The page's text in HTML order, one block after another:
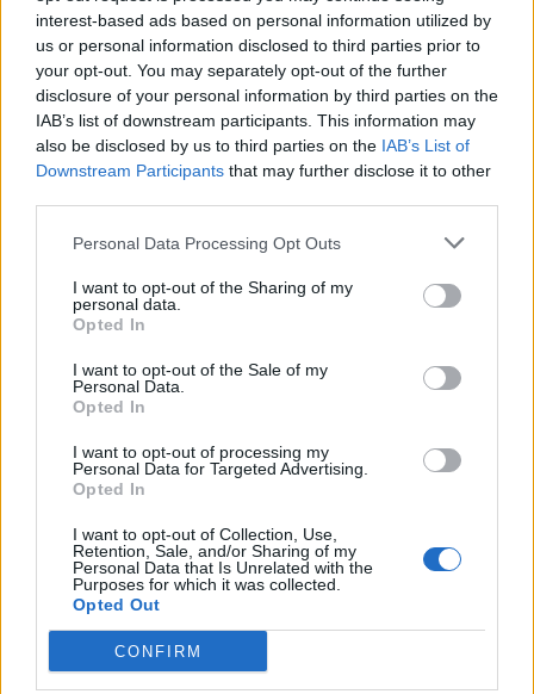
interest-based ads based on personal information utilized by
us or personal information disclosed to third parties prior to
your opt-out. You may separately opt-out of the further
disclosure of your personal information by third parties on the
IAB’s list of downstream participants. This information may
also be disclosed by us to third parties on the IAB’s List of
Downstream Participants that may further disclose it to other
Personal Data Processing Opt Outs
I want to opt-out of the Sharing of my
personal data.
Opted In
I want to opt-out of the Sale of my
Personal Data.
Opted In
I want to opt-out of processing my
Personal Data for Targeted Advertising.
Opted In
I want to opt-out of Collection, Use,
Retention, Sale, and/or Sharing of my
Personal Data that Is Unrelated with the
Purposes for which it was collected.
Opted Out
CONFIRM
"coltello". Infine, "X concludere", l'uso
inappropriato della x sarebbe da abolire e
ritrovare la forma più corretta "per
concludere".